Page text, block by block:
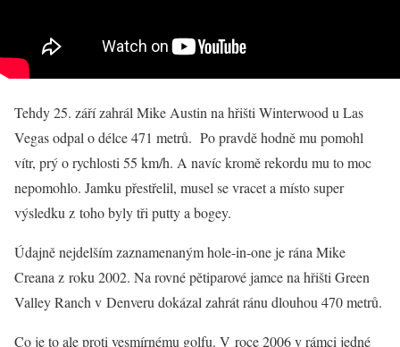
Tehdy 25. září zahrál Mike Austin na hřišti Winterwood u Las
Vegas odpal o délce 471 metrů. Po pravdě hodně mu pomohl
vítr, prý o rychlosti 55 km/h. A navíc kromě rekordu mu to moc
nepomohlo. Jamku přestřelil, musel se vracet a místo super
výsledku z toho byly tři putty a bogey.
Údajně nejdelším zaznamenaným hole-in-one je rána Mike
Creana z roku 2002. Na rovné pětiparové jamce na hřišti Green
Valley Ranch v Denveru dokázal zahrát ránu dlouhou 470 metrů.
Co je to ale proti vesmírnému golfu. V roce 2006 v rámci jedné